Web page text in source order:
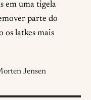
em uma tigela
parte do
os latkes mais
Jensen